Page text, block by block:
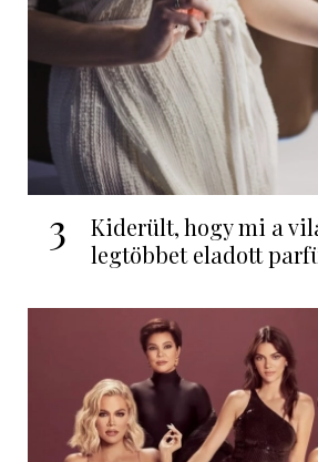
3
Kiderült, hogy mi a
legtöbbet eladott